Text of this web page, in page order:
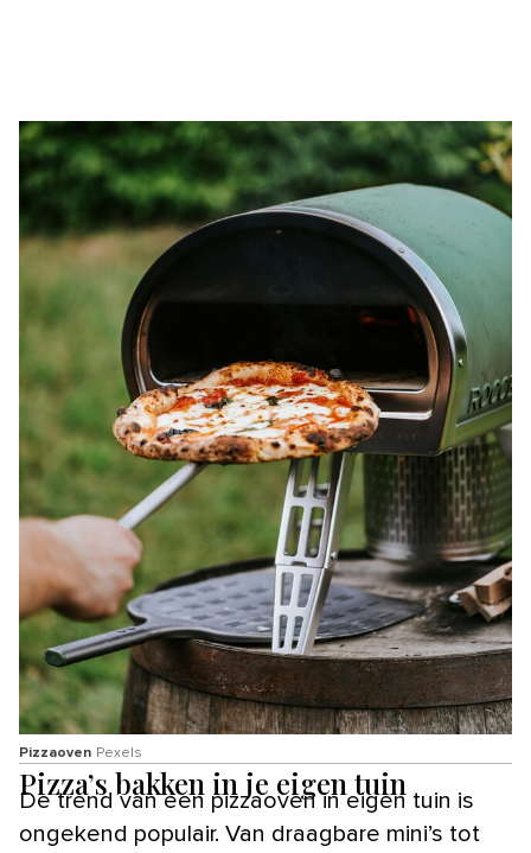
Pizzaoven Pexels
Pizza’s bakken in je eigen tuin
De trend van een pizzaoven in eigen tuin is
ongekend populair. Van draagbare mini’s tot